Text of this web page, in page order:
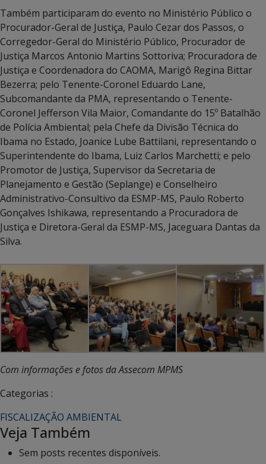
Também participaram do evento no Ministério Público o
Procurador-Geral de Justiça, Paulo Cezar dos Passos, o
Corregedor-Geral do Ministério Público, Procurador de
Justiça Marcos Antonio Martins Sottoriva; Procuradora de
Justiça e Coordenadora do CAOMA, Marigô Regina Bittar
Bezerra; pelo Tenente-Coronel Eduardo Lane,
Subcomandante da PMA, representando o Tenente-
Coronel Jefferson Vila Maior, Comandante do 15º Batalhão
de Polícia Ambiental; pela Chefe da Divisão Técnica do
Ibama no Estado, Joanice Lube Battilani, representando o
Superintendente do Ibama, Luiz Carlos Marchetti; e pelo
Promotor de Justiça, Supervisor da Secretaria de
Planejamento e Gestão (Seplange) e Conselheiro
Administrativo-Consultivo da ESMP-MS, Paulo Roberto
Gonçalves Ishikawa, representando a Procuradora de
Justiça e Diretora-Geral da ESMP-MS, Jaceguara Dantas da
Silva.
Com informações e fotos da Assecom MPMS
Categorias :
FISCALIZAÇÃO AMBIENTAL
Veja Também
Sem posts recentes disponíveis.